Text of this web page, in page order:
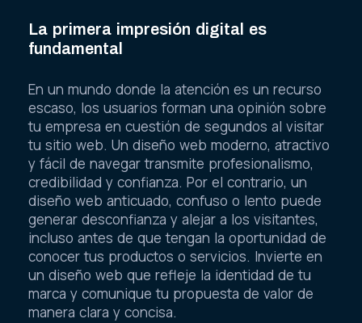
La primera impresión digital es
fundamental
En un mundo donde la atención es un recurso
escaso, los usuarios forman una opinión sobre
tu empresa en cuestión de segundos al visitar
tu sitio web. Un diseño web moderno, atractivo
y fácil de navegar transmite profesionalismo,
credibilidad y confianza. Por el contrario, un
diseño web anticuado, confuso o lento puede
generar desconfianza y alejar a los visitantes,
incluso antes de que tengan la oportunidad de
conocer tus productos o servicios. Invierte en
un diseño web que refleje la identidad de tu
marca y comunique tu propuesta de valor de
manera clara y concisa.